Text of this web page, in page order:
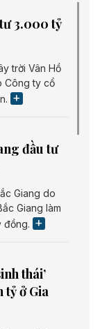
3.000 tỷ
trời Vân Hồ
Công ty cổ
đầu tư
Giang do
Giang làm
đồng.
thái’
tỷ ở Gia